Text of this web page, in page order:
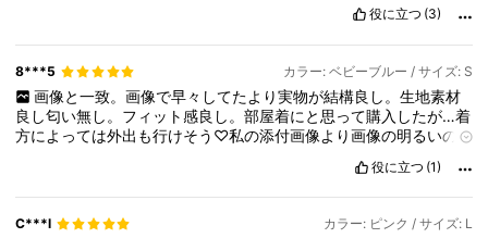
役に立つ (3)
8***5 カラー: ベビーブルー / サイズ: S
画像と一致。画像で早々してたより実物が結構良し。生地素材
良し匂い無し。フィット感良し。部屋着にと思って購入したが…着
方によっては外出も行けそう♡私の添付画像より画像の明るいの
役に立つ (1)
C***l カラー: ピンク / サイズ: L